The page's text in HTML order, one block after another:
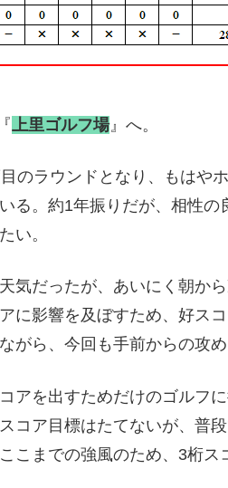
上里ゴルフ場』へ。
のラウンドとなり、もはや
る。約1年振りだが、相性
い。
気だったが、あいにく朝か
に影響を及ぼすため、好ス
がら、今回も手前からの攻め
アを出すためだけのゴルフ
コア目標はたてないが、普
こまでの強風のため、3桁ス